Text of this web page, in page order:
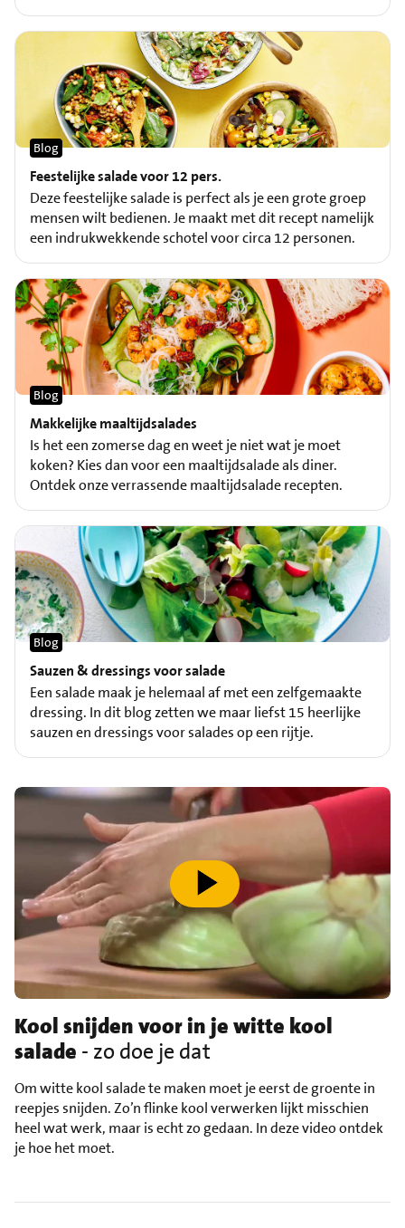
Feestelijke salade voor 12 pers.
Blog
Deze feestelijke salade is perfect als je een grote groep
mensen wilt bedienen. Je maakt met dit recept namelijk
een indrukwekkende schotel voor circa 12 personen.
Makkelijke maaltijdsalades
Blog
Is het een zomerse dag en weet je niet wat je moet
koken? Kies dan voor een maaltijdsalade als diner.
Ontdek onze verrassende maaltijdsalade recepten.
Sauzen & dressings voor salade
Blog
Een salade maak je helemaal af met een zelfgemaakte
dressing. In dit blog zetten we maar liefst 15 heerlijke
sauzen en dressings voor salades op een rijtje.
speel video af
Kool snijden voor in je witte kool
salade - zo doe je dat
Om witte kool salade te maken moet je eerst de groente in
reepjes snijden. Zo’n flinke kool verwerken lijkt misschien
heel wat werk, maar is echt zo gedaan. In deze video ontdek
je hoe het moet.